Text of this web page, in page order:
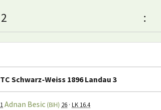
2 :
TC Schwarz-Weiss 1896 Landau 3
1 Adnan Besic (BIH) 26 · LK 16.4